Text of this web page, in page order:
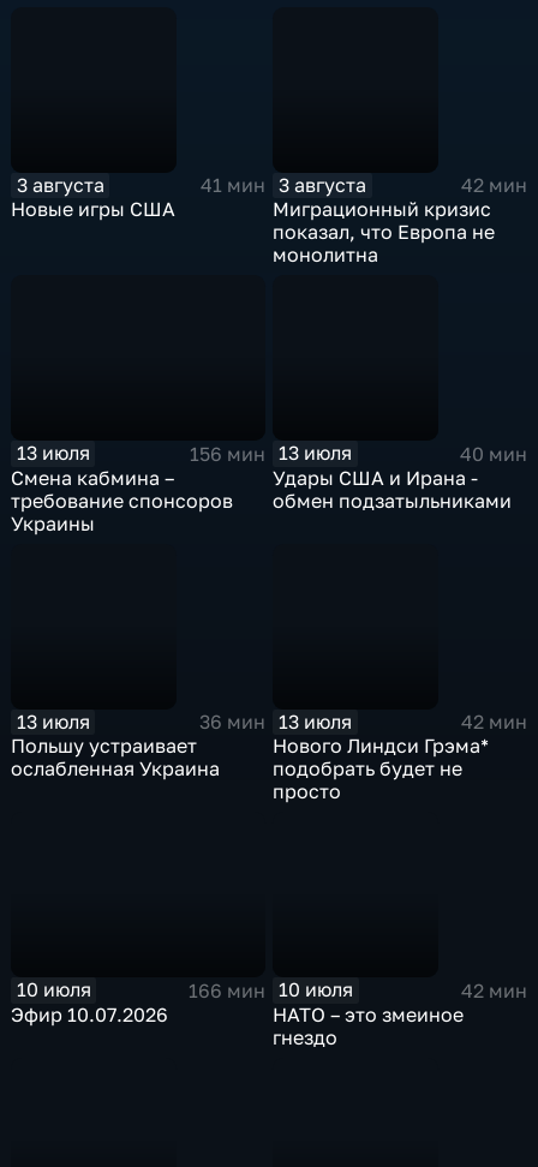
3 августа
41 мин
Новые игры США
3 августа
42 мин
Миграционный кризис
показал, что Европа не
монолитна
13 июля
156 мин
Смена кабмина –
требование спонсоров
Украины
13 июля
40 мин
Удары США и Ирана -
обмен подзатыльниками
13 июля
36 мин
Польшу устраивает
ослабленная Украина
13 июля
42 мин
Нового Линдси Грэма*
подобрать будет не
просто
10 июля
166 мин
Эфир 10.07.2026
10 июля
42 мин
НАТО – это змеиное
гнездо